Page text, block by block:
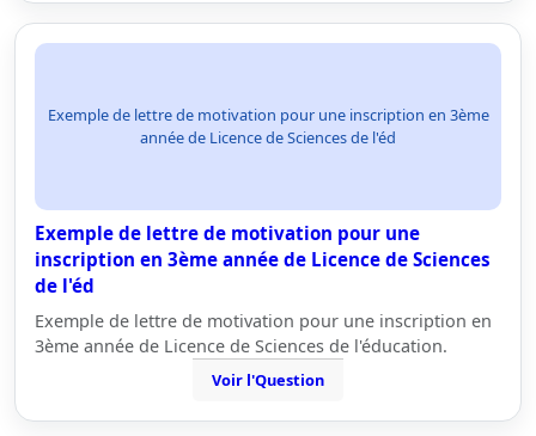
Exemple de lettre de motivation pour une inscription en 3ème
année de Licence de Sciences de l'éd
Exemple de lettre de motivation pour une
inscription en 3ème année de Licence de Sciences
de l'éd
Exemple de lettre de motivation pour une inscription en
3ème année de Licence de Sciences de l'éducation.
Voir l'Question